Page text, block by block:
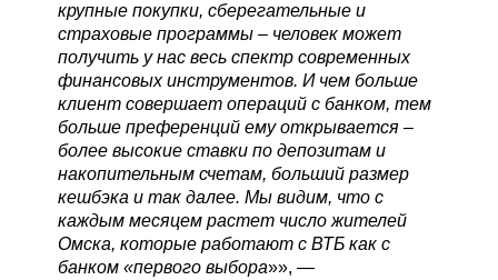
крупные покупки, сберегательные и
страховые программы – человек может
получить у нас весь спектр современных
финансовых инструментов. И чем больше
клиент совершает операций с банком, тем
больше преференций ему открывается –
более высокие ставки по депозитам и
накопительным счетам, больший размер
кешбэка и так далее. Мы видим, что с
каждым месяцем растет число жителей
Омска, которые работают с ВТБ как с
банком «первого выбора»», —